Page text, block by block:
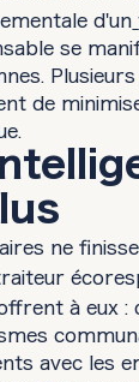
d'un
se
de
ne
à eux :
avec les